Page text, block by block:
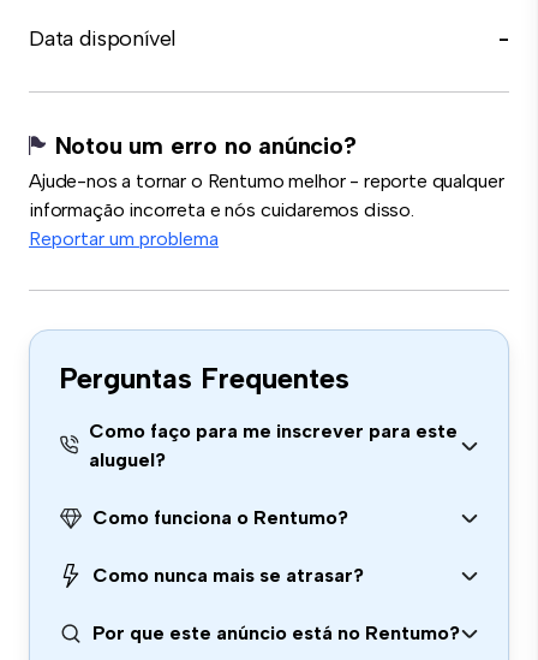
Data disponível
-
Notou um erro no anúncio?
Ajude-nos a tornar o Rentumo melhor - reporte qualquer
informação incorreta e nós cuidaremos disso.
Reportar um problema
Perguntas Frequentes
Como faço para me inscrever para este
aluguel?
Como funciona o Rentumo?
Como nunca mais se atrasar?
Por que este anúncio está no Rentumo?